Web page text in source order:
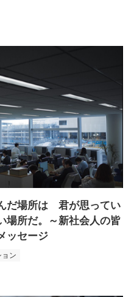
だ場所は 君が思ってい
所だ。～新社会人の皆
ッセージ
ョン